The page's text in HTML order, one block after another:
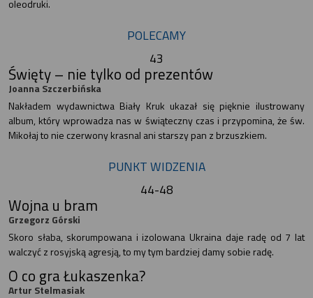
oleodruki.
POLECAMY
43
Święty – nie tylko od prezentów
Joanna Szczerbińska
Nakładem wydawnictwa Biały Kruk ukazał się pięknie ilustrowany
album, który wprowadza nas w świąteczny czas i przypomina, że św.
Mikołaj to nie czerwony krasnal ani starszy pan z brzuszkiem.
PUNKT WIDZENIA
44-48
Wojna u bram
Grzegorz Górski
Skoro słaba, skorumpowana i izolowana Ukraina daje radę od 7 lat
walczyć z rosyjską agresją, to my tym bardziej damy sobie radę.
O co gra Łukaszenka?
Artur Stelmasiak